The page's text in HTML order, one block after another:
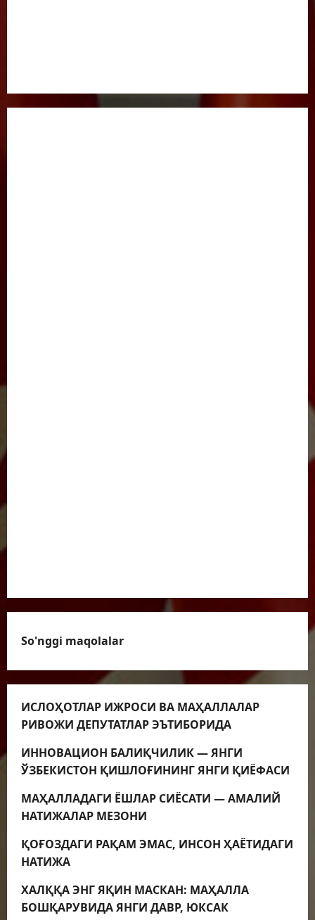
So'nggi maqolalar
ИСЛОҲОТЛАР ИЖРОСИ ВА МАҲАЛЛАЛАР
РИВОЖИ ДЕПУТАТЛАР ЭЪТИБОРИДА
ИННОВАЦИОН БАЛИҚЧИЛИК — ЯНГИ
ЎЗБЕКИСТОН ҚИШЛОҒИНИНГ ЯНГИ ҚИЁФАСИ
МАҲАЛЛАДАГИ ЁШЛАР СИЁСАТИ — АМАЛИЙ
НАТИЖАЛАР МЕЗОНИ
ҚОҒОЗДАГИ РАҚАМ ЭМАС, ИНСОН ҲАЁТИДАГИ
НАТИЖА
ХАЛҚҚА ЭНГ ЯҚИН МАСКАН: МАҲАЛЛА
БОШҚАРУВИДА ЯНГИ ДАВР, ЮКСАК